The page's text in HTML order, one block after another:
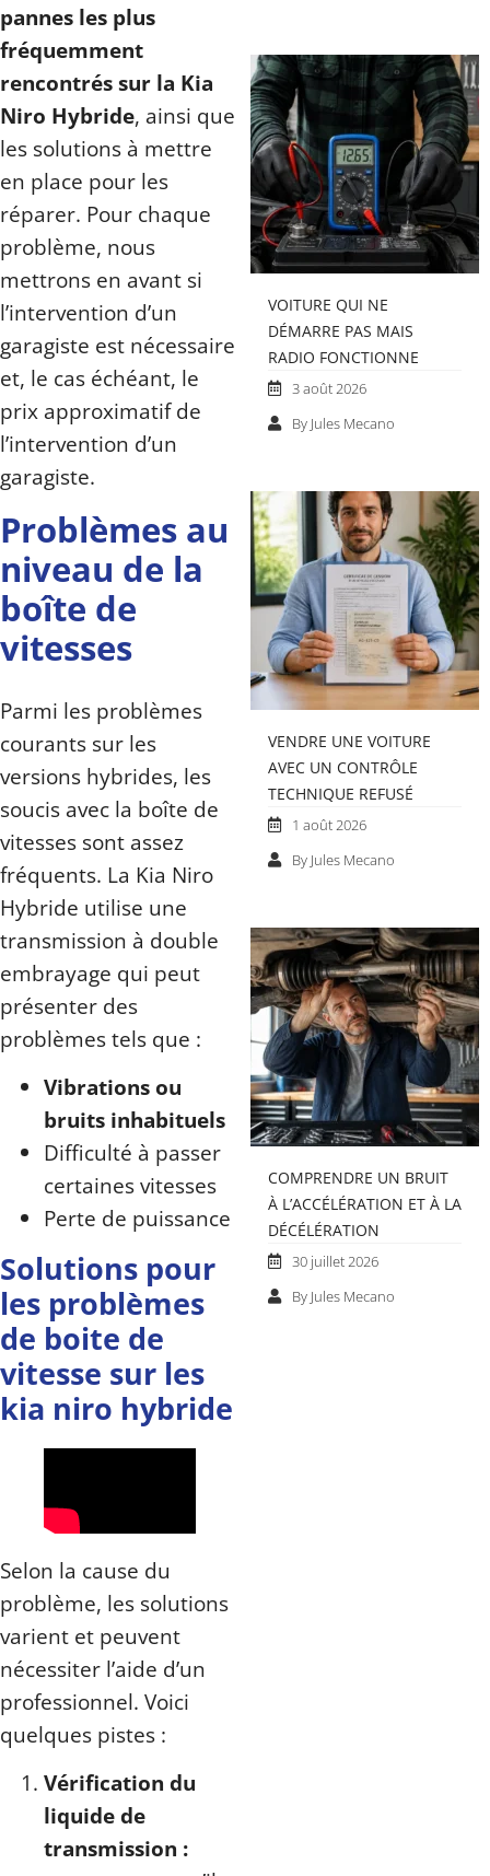
pannes les plus
fréquemment
rencontrés sur la Kia
Niro Hybride, ainsi que
les solutions à mettre
en place pour les
réparer. Pour chaque
problème, nous
mettrons en avant si
l’intervention d’un
garagiste est nécessaire
et, le cas échéant, le
prix approximatif de
l’intervention d’un
garagiste.
Problèmes au
niveau de la
boîte de
vitesses
Parmi les problèmes
courants sur les
versions hybrides, les
soucis avec la boîte de
vitesses sont assez
fréquents. La Kia Niro
Hybride utilise une
transmission à double
embrayage qui peut
présenter des
problèmes tels que :
Vibrations ou
bruits inhabituels
Difficulté à passer
certaines vitesses
Perte de puissance
Solutions pour
les problèmes
de boite de
vitesse sur les
kia niro hybride
Selon la cause du
problème, les solutions
varient et peuvent
nécessiter l’aide d’un
professionnel. Voici
quelques pistes :
Vérification du
liquide de
transmission :
VOITURE QUI NE
DÉMARRE PAS MAIS
RADIO FONCTIONNE
3 août 2026
By Jules Mecano
VENDRE UNE VOITURE
AVEC UN CONTRÔLE
TECHNIQUE REFUSÉ
1 août 2026
By Jules Mecano
COMPRENDRE UN BRUIT
À L’ACCÉLÉRATION ET À LA
DÉCÉLÉRATION
30 juillet 2026
By Jules Mecano